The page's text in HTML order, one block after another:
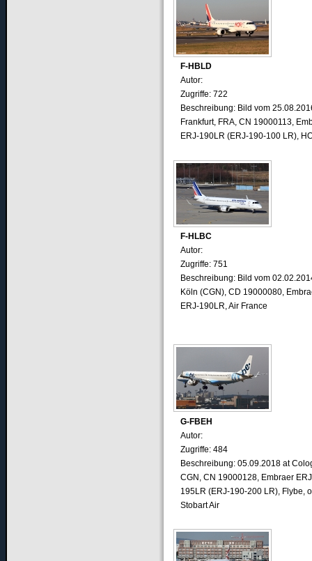
F-HBLD
Autor:
Zugriffe: 722
Beschreibung: Bild vom
Frankfurt, FRA, CN 19000113,
ERJ-190LR (ERJ-190-100 LR),
F-HLBC
Autor:
Zugriffe: 751
Beschreibung: Bild vom
Köln (CGN), CD 19000080,
ERJ-190LR, Air France
G-FBEH
Autor:
Zugriffe: 484
Beschreibung: 05.09.2018 at
CGN, CN 19000128, Embraer
195LR (ERJ-190-200 LR), Flybe,
Stobart Air